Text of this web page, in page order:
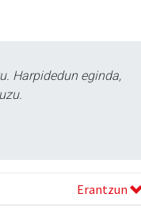
Harpidedun eginda,
Erantzun